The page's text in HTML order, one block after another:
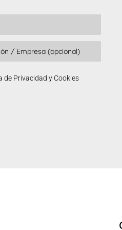
de Privacidad y Cookies